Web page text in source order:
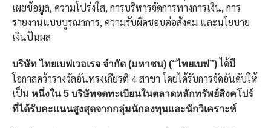
เผยข้อมูล, ความโปร่งใส, การบริหารจัดการทางการเงิน, การ
รายงานแบบบูรณาการ, ความรับผิดชอบต่อสังคม และนโยบาย
เงินปันผล
บริษัท ไทยเบฟเวอเรจ จำกัด (มหาชน) (“ไทยเบฟ”)ได้มี
โอกาสคว้ารางวัลอันทรงเกียรติ 4 สาขา โดยได้รับการจัดอันดับให้
เป็น หนึ่งใน 5 บริษัทจดทะเบียนในตลาดหลักทรัพย์สิงคโปร์
ที่ได้รับคะแนนสูงสุดจากกลุ่มนักลงทุนและนักวิเคราะห์